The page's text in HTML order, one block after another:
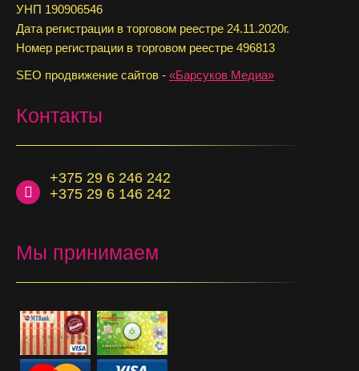
УНП 190906546
Дата регистрации в торговом реестре 24.11.2020г.
Номер регистрации в торговом реестре 496813
SEO продвижение сайтов - «Барсуков Медиа»
Контакты
+375 29 6 246 242
+375 29 6 146 242
Мы принимаем